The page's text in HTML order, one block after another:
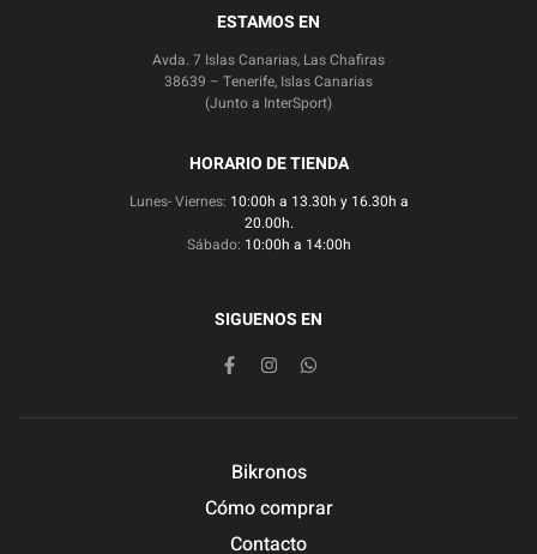
ESTAMOS EN
Avda. 7 Islas Canarias, Las Chafiras
38639 – Tenerife, Islas Canarias
(Junto a InterSport)
HORARIO DE TIENDA
Lunes- Viernes: 10:00h a 13.30h y 16.30h a
20.00h.
Sábado: 10:00h a 14:00h
SIGUENOS EN
Bikronos
Cómo comprar
Contacto